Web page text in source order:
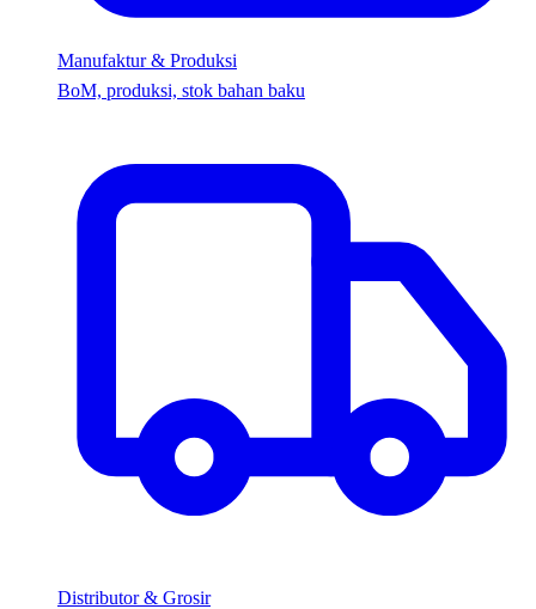
Manufaktur & Produksi
BoM, produksi, stok bahan baku
Distributor & Grosir